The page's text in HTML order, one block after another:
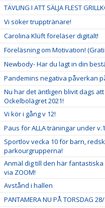
TÄVLING I ATT SÄLJA FLEST
Vi söker trupptränare!
Carolina Klüft föreläser digitalt!
Föreläsning om Motivation!
Newbody- Har du lagt in din
Pandemins negativa påverkan
Nu har det äntligen blivit dags
Ockelbolägret 2021!
Vi kör i gång v 12!
Paus för ALLA träningar under
Sportlov vecka 10 för barn,
parkourgrupperna!
Anmäl dig till den här
via ZOOM!
Avstånd i hallen
PANTAMERA NU PÅ TORSDAG